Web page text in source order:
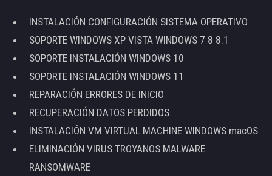
INSTALACIÓN CONFIGURACIÓN SISTEMA OPERATIVO
SOPORTE WINDOWS XP VISTA WINDOWS 7 8 8.1
SOPORTE INSTALACIÓN WINDOWS 10
SOPORTE INSTALACIÓN WINDOWS 11
REPARACIÓN ERRORES DE INICIO
RECUPERACIÓN DATOS PERDIDOS
INSTALACIÓN VM VIRTUAL MACHINE WINDOWS macOS
ELIMINACIÓN VIRUS TROYANOS MALWARE
RANSOMWARE